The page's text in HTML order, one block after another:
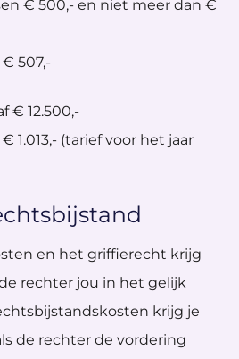
€ 500,- en niet meer dan €
507,-
€ 12.500,-
1.013,- (tarief voor het jaar
en het griffierecht krijg
rechter jou in het gelijk
krijg je
de rechter de vordering